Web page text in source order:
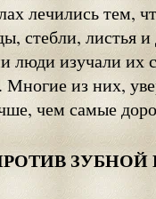
лечились тем,
стебли, листья
изучали их
из них,
чем самые
ЗУБНОЙ